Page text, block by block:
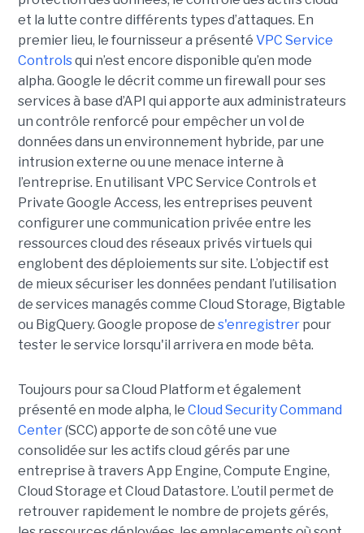
et la lutte contre différents types d’attaques. En
premier lieu, le fournisseur a présenté VPC Service
Controlsqui n’est encore disponible qu’en mode
alpha. Google le décrit comme un firewall pour ses
services à base d’API qui apporte aux administrateurs
un contrôle renforcé pour empêcher un vol de
données dans un environnement hybride, par une
intrusion externe ou une menace interne à
l’entreprise. En utilisant VPC Service Controls et
Private Google Access, les entreprises peuvent
configurer une communication privée entre les
ressources cloud des réseaux privés virtuels qui
englobent des déploiements sur site. L’objectif est
de mieux sécuriser les données pendant l’utilisation
de services managés comme Cloud Storage, Bigtable
ou BigQuery. Google propose de s'enregistrerpour
tester le service lorsqu'il arrivera en mode bêta.
Toujours pour sa Cloud Platform et également
présenté en mode alpha, le Cloud Security Command
Center(SCC) apporte de son côté une vue
consolidée sur les actifs cloud gérés par une
entreprise à travers App Engine, Compute Engine,
Cloud Storage et Cloud Datastore. L’outil permet de
retrouver rapidement le nombre de projets gérés,